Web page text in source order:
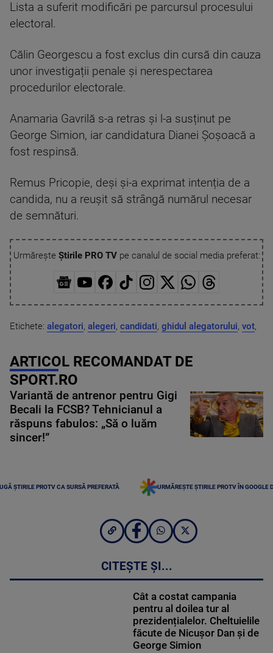
Lista a suferit modificări pe parcursul procesului
electoral.
Călin Georgescu a fost exclus din cursă din cauza
unor investigații penale și nerespectarea
procedurilor electorale.
Anamaria Gavrilă s-a retras și l-a susținut pe
George Simion, iar candidatura Dianei Șoșoacă a
fost respinsă.
Remus Pricopie, deși și-a exprimat intenția de a
candida, nu a reușit să strângă numărul necesar
de semnături.
Urmărește Știrile PRO TVpe canalul de social media preferat:
Etichete: alegatori, alegeri, candidati, ghidul alegatorului, vot,
ARTICOL RECOMANDAT DE
SPORT.RO
Variantă de antrenor pentru Gigi
Becali la FCSB? Tehnicianul a
răspuns fabulos: „Să o luăm
sincer!”
ȘTIRILE PROTV CA SURSĂ PREFERATĂ URMĂREȘTE ȘTIRILE PROTV ÎN GOOGLE
CITEȘTE ȘI...
Cât a costat campania
pentru al doilea tur al
prezidențialelor. Cheltuielile
făcute de Nicușor Dan și de
George Simion